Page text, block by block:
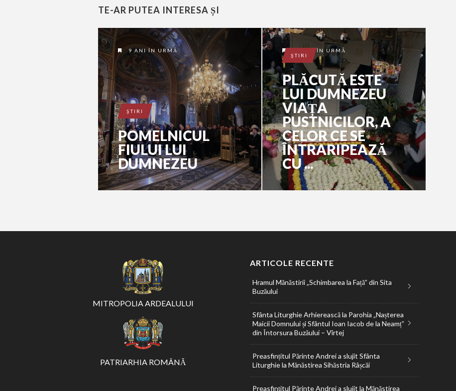
TE-AR PUTEA INTERESA ȘI
9 ANI ÎN URMĂ
ŞTIRI
POMELNICUL
FIULUI LUI
DUMNEZEU
10 ANI ÎN URMĂ
ŞTIRI
PLĂCUTĂ ESTE
LUI DUMNEZEU
VIAȚA
PUSTNICILOR, A
CELOR CE SE
ÎNTRARIPEAZĂ
CU ...
MITROPOLIA ARDEALULUI
PATRIARHIA ROMÂNĂ
ARTICOLE RECENTE
Hramul Mănăstirii „Schimbarea la Față” din Sita
Buzăului
Sfânta Liturghie Arhierească la Parohia „Nașterea
Maicii Domnului și Sfântul Ioan Iacob de la Neamț”
din Întorsura Buzăului – Vîrtej
Preasfințitul Părinte Andrei a slujit Sfânta
Liturghie la Mănăstirea Sihăstria Râșcăi
Preasfințitul Părinte Andrei a slujit la Mănăstirea